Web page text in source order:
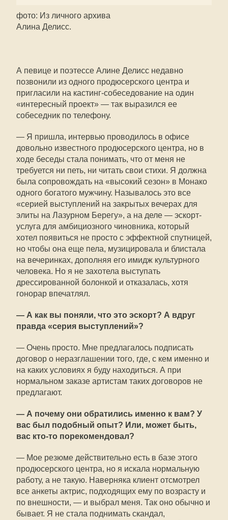
фото: Из личного архива
Алина Делисс.
А певице и поэтессе Алине Делисс недавно
позвонили из одного продюсерского центра и
пригласили на кастинг-собеседование на один
«интересный проект» — так выразился ее
собеседник по телефону.
— Я пришла, интервью проводилось в офисе
довольно известного продюсерского центра, но в
ходе беседы стала понимать, что от меня не
требуется ни петь, ни читать свои стихи. Я должна
была сопровождать на «высокий сезон» в Монако
одного богатого мужчину. Называлось это все
«серией выступлений на закрытых вечерах для
элиты на Лазурном Берегу», а на деле — эскорт-
услуга для амбициозного чиновника, который
хотел появиться не просто с эффектной спутницей,
но чтобы она еще пела, музицировала и блистала
на вечеринках, дополняя его имидж культурного
человека. Но я не захотела выступать
дрессированной болонкой и отказалась, хотя
гонорар впечатлял.
— А как вы поняли, что это эскорт? А вдруг
правда «серия выступлений»?
— Очень просто. Мне предлагалось подписать
договор о неразглашении того, где, с кем именно и
на каких условиях я буду находиться. А при
нормальном заказе артистам таких договоров не
предлагают.
— А почему они обратились именно к вам? У
вас был подобный опыт? Или, может быть,
вас кто-то порекомендовал?
— Мое резюме действительно есть в базе этого
продюсерского центра, но я искала нормальную
работу, а не такую. Наверняка клиент отсмотрел
все анкеты актрис, подходящих ему по возрасту и
по внешности, — и выбрал меня. Так оно обычно и
бывает. Я не стала поднимать скандал,